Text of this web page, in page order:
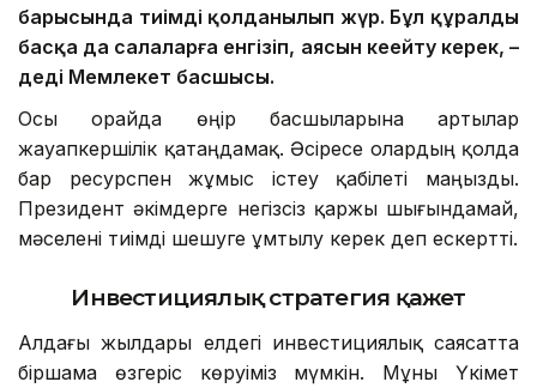
барысында тиімді қолданылып жүр. Бұл құралды
басқа да салаларға енгізіп, аясын кеңейту керек, –
деді Мемлекет басшысы.
Осы орайда өңір басшыларына артылар
жауапкершілік қатаңдамақ. Әсіресе олардың қолда
бар ресурспен жұмыс істеу қабілеті маңызды.
Президент әкімдерге негізсіз қаржы шығындамай,
мәселені тиімді шешуге ұмтылу керек деп ескертті.
Инвестициялық стратегия қажет
Алдағы жылдары елдегі инвестициялық саясатта
біршама өзгеріс көруіміз мүмкін. Мұны Үкімет